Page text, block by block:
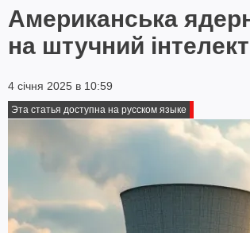
Американська
на штучний інтелект
4 січня 2025 в 10:59
Эта статья доступна на русском языке